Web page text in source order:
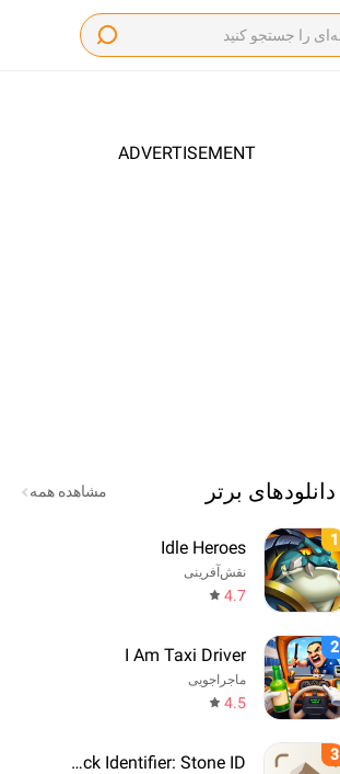
ADVERTISEMENT
دانلودهای برتر مشاهده همه
1
Idle Heroes
نقش‌آفرینی
4.7
2
I Am Taxi Driver
ماجراجویی
4.5
3
Rock Identifier: Stone ID